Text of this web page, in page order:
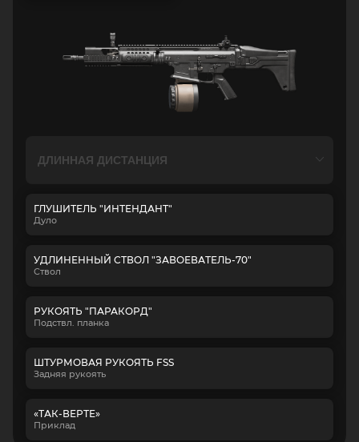
ГЛУШИТЕЛЬ "ИНТЕНДАНТ"
Дуло
УДЛИНЕННЫЙ СТВОЛ "ЗАВОЕВАТЕЛЬ-70"
Ствол
РУКОЯТЬ "ПАРАКОРД"
Подствл. планка
ШТУРМОВАЯ РУКОЯТЬ FSS
Задняя рукоять
«ТАК-ВЕРТЕ»
Приклад